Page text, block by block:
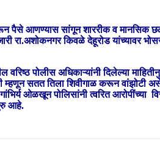
पैसे आणण्यास सांगून शाररीक व मानसिक
रा.अशोकनगर किवळे देहूरोड यांच्यावर
वरिष्ठ पोलीस अधिकाऱ्यांनी दिलेल्या
सतत तिला शिवीगाळ करून वांझोटी असे
ओळखून पोलिसांनी त्वरित
आहे.